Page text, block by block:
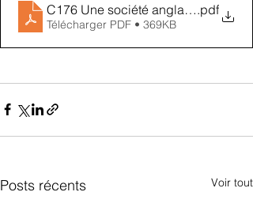
C176 Une société anglaise.pdf
Télécharger PDF • 369KB
Posts récents Voir tout